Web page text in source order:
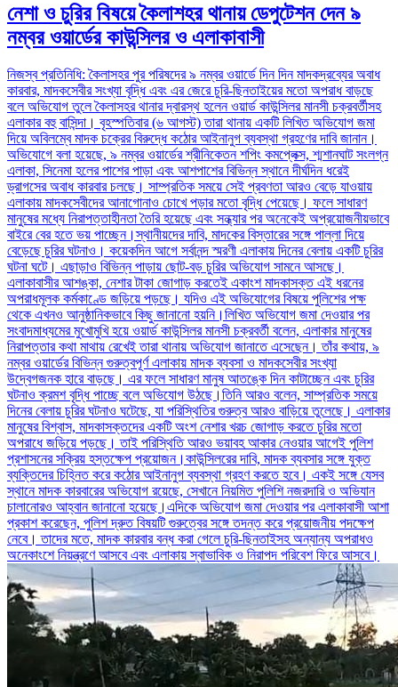
নেশা ও চুরির বিষয়ে কৈলাশহর থানায় ডেপুটেশন দেন ৯
নম্বর ওয়ার্ডের কাউন্সিলর ও এলাকাবাসী
নিজস্ব প্রতিনিধি: কৈলাসহর পুর পরিষদের ৯ নম্বর ওয়ার্ডে দিন দিন মাদকদ্রব্যের অবাধ
কারবার, মাদকসেবীর সংখ্যা বৃদ্ধি এবং এর জেরে চুরি-ছিনতাইয়ের মতো অপরাধ বাড়ছে
বলে অভিযোগ তুলে কৈলাসহর থানার দ্বারস্থ হলেন ওয়ার্ড কাউন্সিলর মানসী চক্রবর্তীসহ
এলাকার বহু বাসিন্দা। বৃহস্পতিবার (৬ আগস্ট) তারা থানায় একটি লিখিত অভিযোগ জমা
দিয়ে অবিলম্বে মাদক চক্রের বিরুদ্ধে কঠোর আইনানুগ ব্যবস্থা গ্রহণের দাবি জানান।
অভিযোগে বলা হয়েছে, ৯ নম্বর ওয়ার্ডের শ্রীনিকেতন শপিং কমপ্লেক্স, শ্মশানঘাট সংলগ্ন
এলাকা, সিনেমা হলের পাশের পাড়া এবং আশপাশের বিভিন্ন স্থানে দীর্ঘদিন ধরেই
ড্রাগসের অবাধ কারবার চলছে। সাম্প্রতিক সময়ে সেই প্রবণতা আরও বেড়ে যাওয়ায়
এলাকায় মাদকসেবীদের আনাগোনাও চোখে পড়ার মতো বৃদ্ধি পেয়েছে। ফলে সাধারণ
মানুষের মধ্যে নিরাপত্তাহীনতা তৈরি হয়েছে এবং সন্ধ্যার পর অনেকেই অপ্রয়োজনীয়ভাবে
বাইরে বের হতে ভয় পাচ্ছেন।স্থানীয়দের দাবি, মাদকের বিস্তারের সঙ্গে পাল্লা দিয়ে
বেড়েছে চুরির ঘটনাও। কয়েকদিন আগে সর্বানন্দ স্মরণী এলাকায় দিনের বেলায় একটি চুরির
ঘটনা ঘটে। এছাড়াও বিভিন্ন পাড়ায় ছোট-বড় চুরির অভিযোগ সামনে আসছে।
এলাকাবাসীর আশঙ্কা, নেশার টাকা জোগাড় করতেই একাংশ মাদকাসক্ত এই ধরনের
অপরাধমূলক কর্মকাণ্ডে জড়িয়ে পড়ছে। যদিও এই অভিযোগের বিষয়ে পুলিশের পক্ষ
থেকে এখনও আনুষ্ঠানিকভাবে কিছু জানানো হয়নি।লিখিত অভিযোগ জমা দেওয়ার পর
সংবাদমাধ্যমের মুখোমুখি হয়ে ওয়ার্ড কাউন্সিলর মানসী চক্রবর্তী বলেন, এলাকার মানুষের
নিরাপত্তার কথা মাথায় রেখেই তারা থানায় অভিযোগ জানাতে এসেছেন। তাঁর কথায়, ৯
নম্বর ওয়ার্ডের বিভিন্ন গুরুত্বপূর্ণ এলাকায় মাদক ব্যবসা ও মাদকসেবীর সংখ্যা
উদ্বেগজনক হারে বাড়ছে। এর ফলে সাধারণ মানুষ আতঙ্কে দিন কাটাচ্ছেন এবং চুরির
ঘটনাও ক্রমশ বৃদ্ধি পাচ্ছে বলে অভিযোগ উঠছে।তিনি আরও বলেন, সাম্প্রতিক সময়ে
দিনের বেলায় চুরির ঘটনাও ঘটেছে, যা পরিস্থিতির গুরুত্ব আরও বাড়িয়ে তুলেছে। এলাকার
মানুষের বিশ্বাস, মাদকাসক্তদের একটি অংশ নেশার খরচ জোগাড় করতে চুরির মতো
অপরাধে জড়িয়ে পড়ছে। তাই পরিস্থিতি আরও ভয়াবহ আকার নেওয়ার আগেই পুলিশ
প্রশাসনের সক্রিয় হস্তক্ষেপ প্রয়োজন।কাউন্সিলরের দাবি, মাদক ব্যবসার সঙ্গে যুক্ত
ব্যক্তিদের চিহ্নিত করে কঠোর আইনানুগ ব্যবস্থা গ্রহণ করতে হবে। একই সঙ্গে যেসব
স্থানে মাদক কারবারের অভিযোগ রয়েছে, সেখানে নিয়মিত পুলিশি নজরদারি ও অভিযান
চালানোরও আহ্বান জানানো হয়েছে।এদিকে অভিযোগ জমা দেওয়ার পর এলাকাবাসী আশা
প্রকাশ করেছেন, পুলিশ দ্রুত বিষয়টি গুরুত্বের সঙ্গে তদন্ত করে প্রয়োজনীয় পদক্ষেপ
নেবে। তাদের মতে, মাদক কারবার বন্ধ করা গেলে চুরি-ছিনতাইসহ অন্যান্য অপরাধও
অনেকাংশে নিয়ন্ত্রণে আসবে এবং এলাকায় স্বাভাবিক ও নিরাপদ পরিবেশ ফিরে আসবে।